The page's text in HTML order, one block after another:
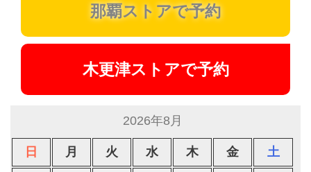
那覇ストアで予約
木更津ストアで予約
2026年8月
日 月 火 水 木 金 土